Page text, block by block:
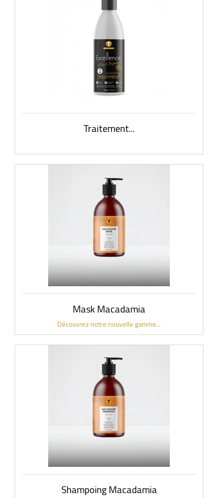
Traitement...
Mask Macadamia
Découvrez notre nouvelle gamme...
Shampoing Macadamia